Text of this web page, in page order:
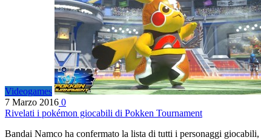
Videogames
7 Marzo 2016 0
Rivelati i pokémon giocabili di Pokken Tournament
Bandai Namco ha confermato la lista di tutti i personaggi